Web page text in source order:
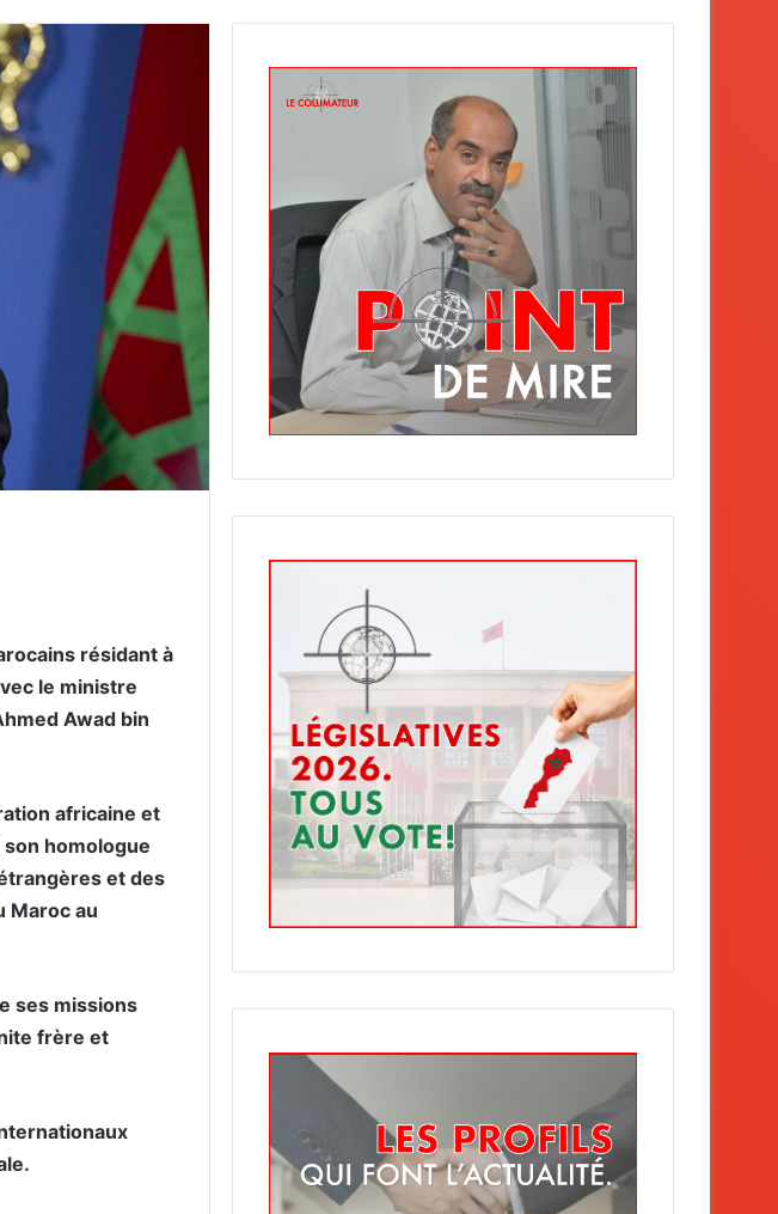
résidant à
le ministre
Awad bin
africaine et
homologue
et des
Maroc au
ses missions
frère et